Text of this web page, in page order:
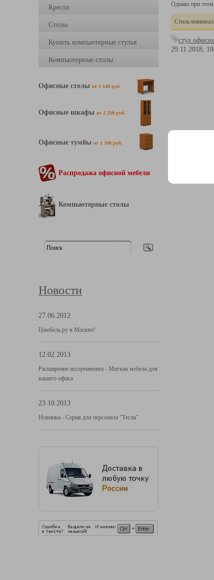
Кресла
Столы
Купить компьютерные стулья
Компьютерные столы
Офисные столы от 1 140 руб.
Офисные шкафы от 2 210 руб.
Офисные тумбы от 1 100 руб.
Распродажа офисной мебели
Компьютерные столы
Новости
27.06.2012
Цмебель.ру в Москве!
12.02.2013
Расширение ассортимента - Мягкая мебель для
вашего офиса
23.10.2013
Новинка - Серия для персонала "Тесла"
Однако при
Стиль
стул
29.11.2018,